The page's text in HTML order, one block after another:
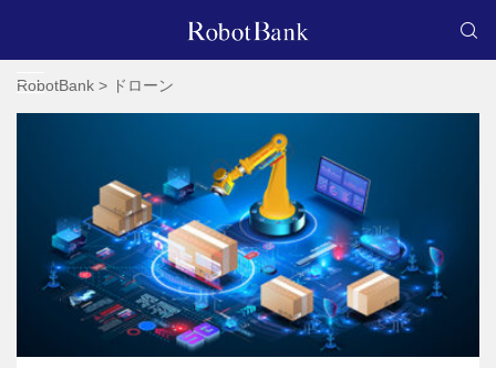
RobotBank > ドローン